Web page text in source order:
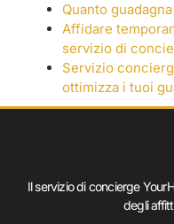
Quanto
Affidare
servizio di
Servizio
ottimizza i tuoi
Il servizio di concierge
degli